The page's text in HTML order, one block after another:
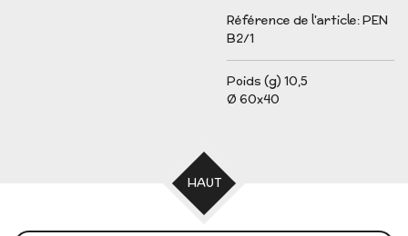
Référence de l'article:PEN
B2/1
Poids (g) 10,5
Ø 60x40
HAUT